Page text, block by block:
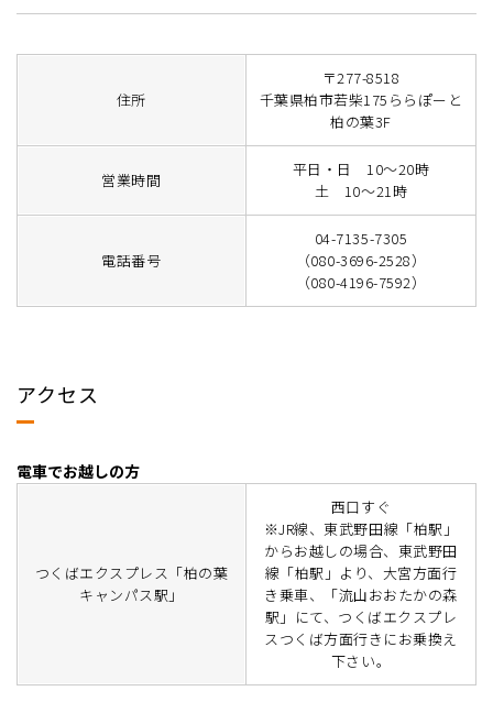
住所
〒277-8518
千葉県柏市若柴175ららぽーと
柏の葉3F
営業時間
平日・日 10～20時
土 10～21時
電話番号
04-7135-7305
（080-3696-2528）
（080-4196-7592）
アクセス
電車でお越しの方
つくばエクスプレス「柏の葉
キャンパス駅」
西口すぐ
※JR線、東武野田線「柏駅」
からお越しの場合、東武野田
線「柏駅」より、大宮方面行
き乗車、「流山おおたかの森
駅」にて、つくばエクスプレ
スつくば方面行きにお乗換え
下さい。